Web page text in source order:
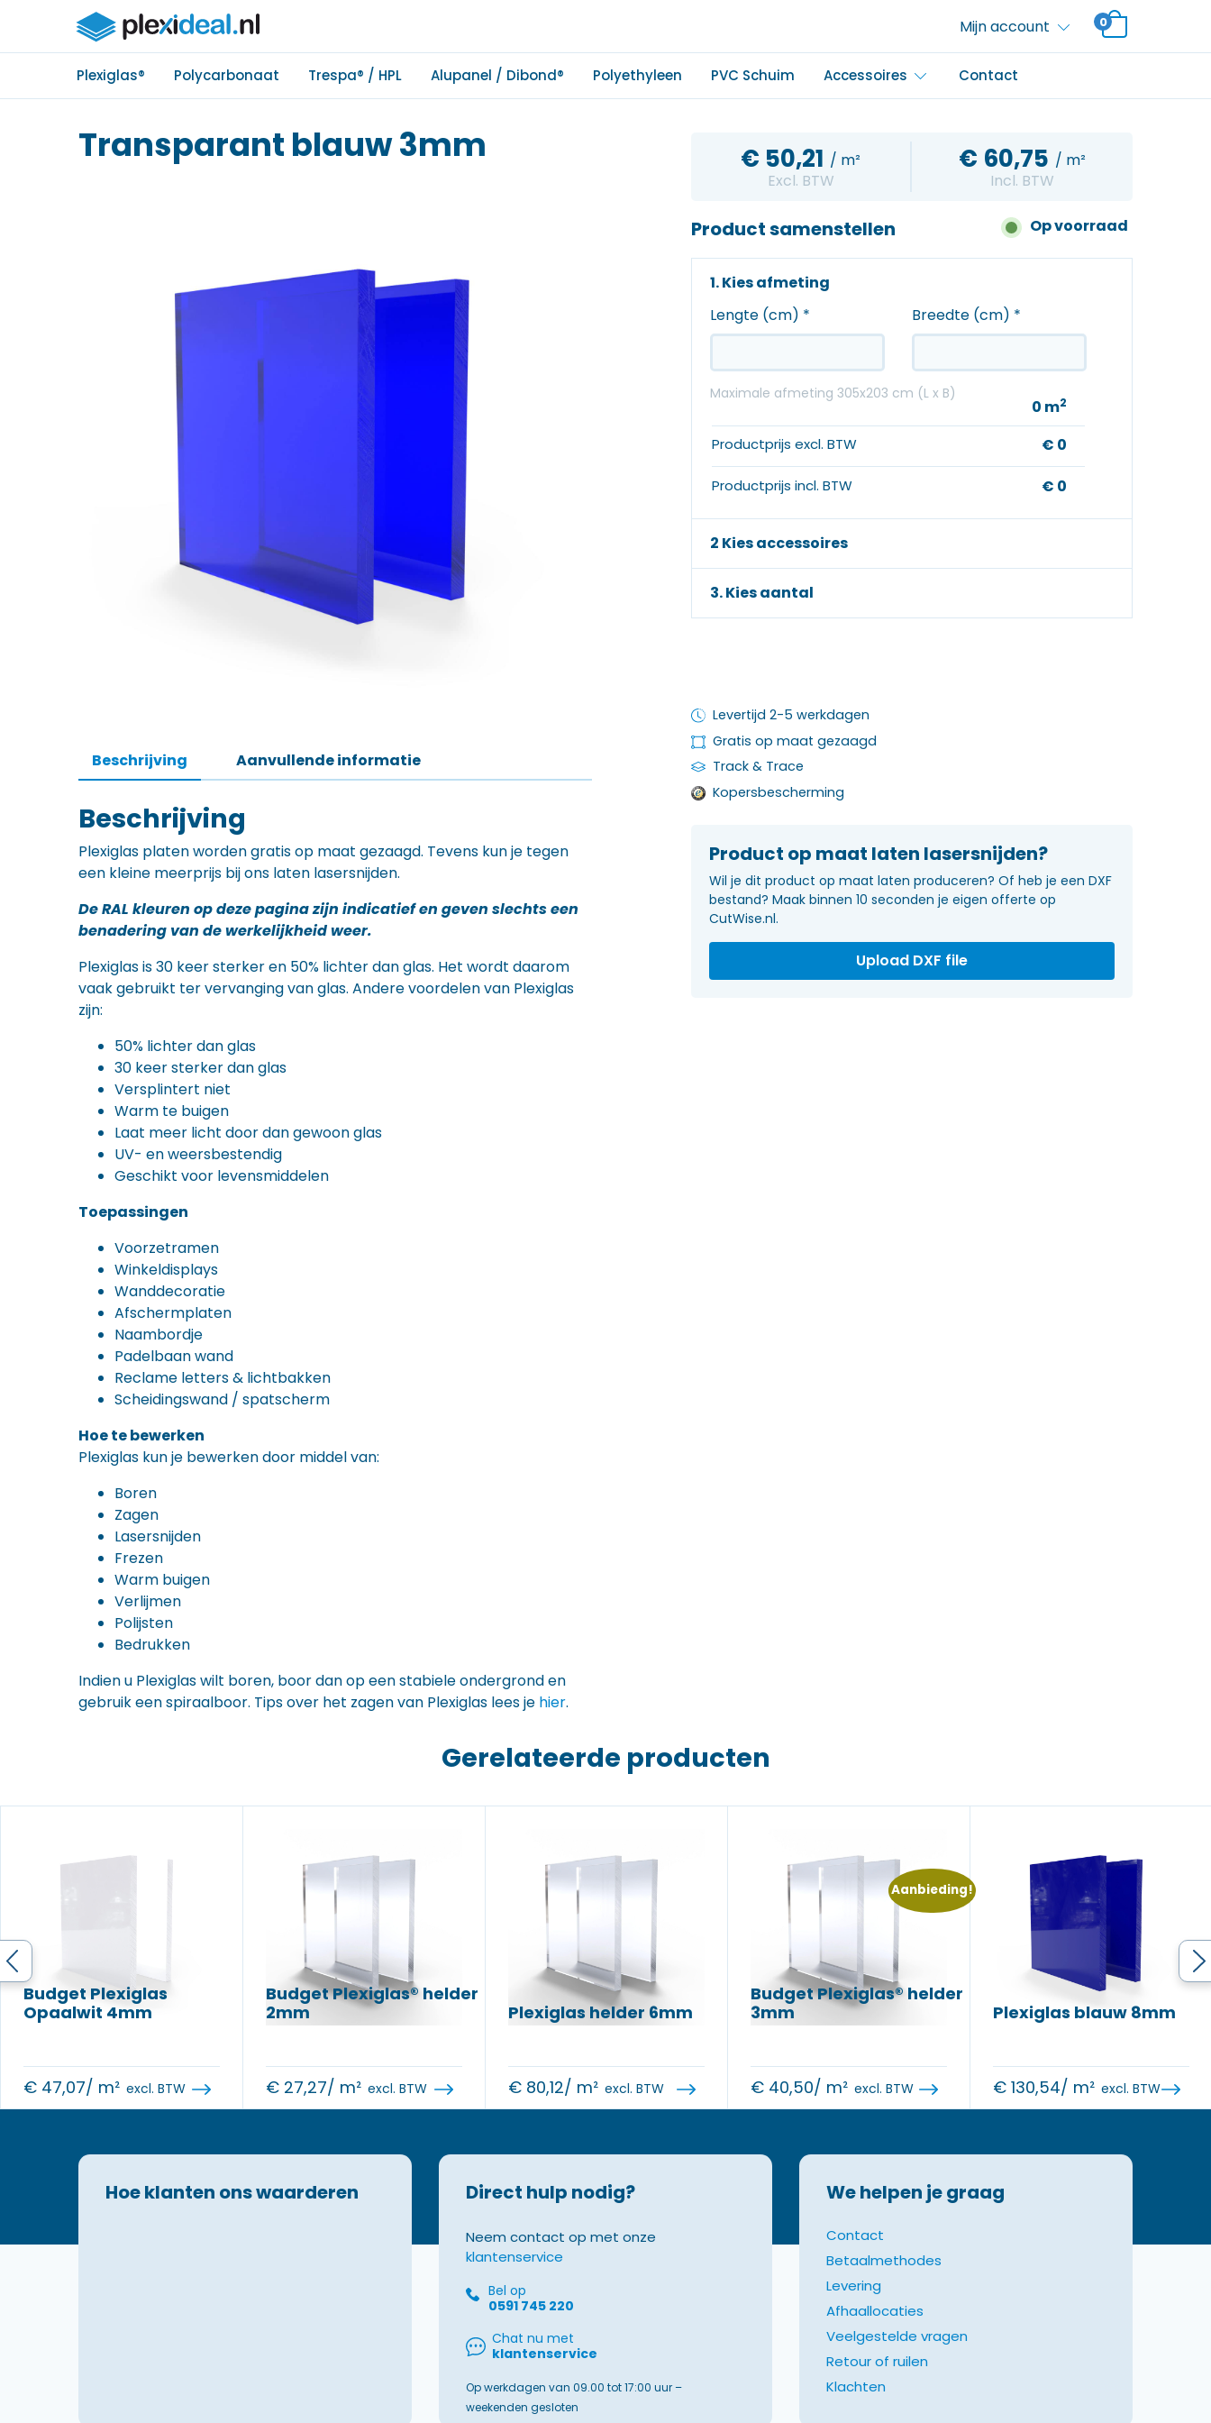
Mijn account 0
Plexiglas® Polycarbonaat Trespa® / HPL Alupanel / Dibond® Polyethyleen PVC Schuim Accessoires Contact
Transparant blauw 3mm
Beschrijving Aanvullende informatie
Beschrijving
Plexiglas platen worden gratis op maat gezaagd. Tevens kun je tegen
een kleine meerprijs bij ons laten lasersnijden.
De RAL kleuren op deze pagina zijn indicatief en geven slechts een
benadering van de werkelijkheid weer.
Plexiglas is 30 keer sterker en 50% lichter dan glas. Het wordt daarom
vaak gebruikt ter vervanging van glas. Andere voordelen van Plexiglas
zijn:
50% lichter dan glas
30 keer sterker dan glas
Versplintert niet
Warm te buigen
Laat meer licht door dan gewoon glas
UV- en weersbestendig
Geschikt voor levensmiddelen
Toepassingen
Voorzetramen
Winkeldisplays
Wanddecoratie
Afschermplaten
Naambordje
Padelbaan wand
Reclame letters & lichtbakken
Scheidingswand / spatscherm
Hoe te bewerken
Plexiglas kun je bewerken door middel van:
Boren
Zagen
Lasersnijden
Frezen
Warm buigen
Verlijmen
Polijsten
Bedrukken
Indien u Plexiglas wilt boren, boor dan op een stabiele ondergrond en
gebruik een spiraalboor. Tips over het zagen van Plexiglas lees je hier.
€ 50,21 / m²
Excl. BTW
€ 60,75 / m²
Incl. BTW
Op voorraad
Product samenstellen
1. Kies afmeting
Lengte (cm) * Breedte (cm) *
Maximale afmeting 305x203 cm (L x B)
0 m2
Productprijs excl. BTW € 0
Productprijs incl. BTW € 0
2 Kies accessoires
3. Kies aantal
Levertijd 2-5 werkdagen
Gratis op maat gezaagd
Track & Trace
Kopersbescherming
Product op maat laten lasersnijden?
Wil je dit product op maat laten produceren? Of heb je een DXF
bestand? Maak binnen 10 seconden je eigen offerte op
CutWise.nl.
Upload DXF file
Gerelateerde producten
Budget Plexiglas
Opaalwit 4mm
€ 47,07/ m² excl. BTW
Budget Plexiglas® helder
2mm
€ 27,27/ m² excl. BTW
Plexiglas helder 6mm
€ 80,12/ m² excl. BTW
Aanbieding!
Budget Plexiglas® helder
3mm
€ 40,50/ m² excl. BTW
Plexiglas blauw 8mm
€ 130,54/ m² excl. BTW
Hoe klanten ons waarderen Direct hulp nodig?
Neem contact op met onze
klantenservice
Bel op
0591 745 220
Chat nu met
klantenservice
Op werkdagen van 09.00 tot 17:00 uur –
weekenden gesloten
We helpen je graag
Contact
Betaalmethodes
Levering
Afhaallocaties
Veelgestelde vragen
Retour of ruilen
Klachten